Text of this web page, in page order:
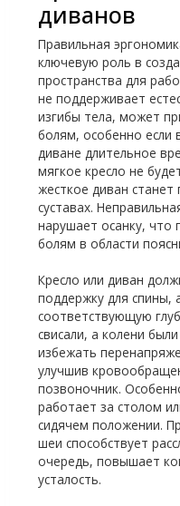
диванов
Правильная
ключевую роль в
пространства для
не поддерживает
изгибы тела, может
болям, особенно если
диване длительное
мягкое кресло не
жесткое диван
суставах.
нарушает осанку, что
болям в области
Кресло или диван
поддержку для спины,
соответствующую
свисали, а колени
избежать
улучшив
позвоночник.
работает за столом
сидячем положении.
шеи способствует
очередь, повышает
усталость.